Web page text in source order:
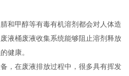
和甲醇等有毒有机溶剂都会对人体造
液桶废液收集系统能够阻止溶剂释放
健康。
，在废液排放过程中，很多具有挥发